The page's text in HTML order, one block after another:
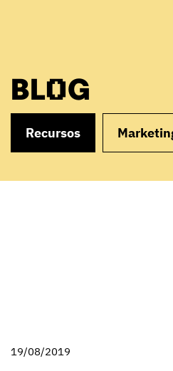
BLOG
Recursos
19/08/2019